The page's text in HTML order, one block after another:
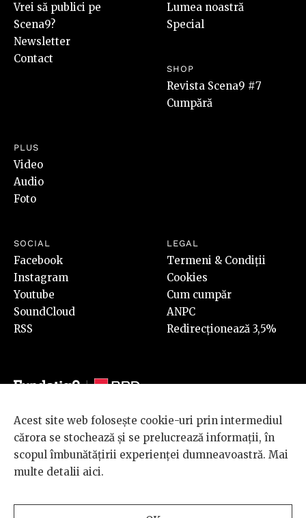
Vrei să publici pe
Scena9?
Newsletter
Contact
Lumea noastră
Special
SHOP
Revista Scena9 #7
Cumpără
PLUS
Video
Audio
Foto
SOCIAL
Facebook
Instagram
Youtube
SoundCloud
RSS
LEGAL
Termeni & Condiții
Cookies
Cum cumpăr
ANPC
Redirecționează 3,5%
© 2026 BRD Groupe Société Générale, toate drepturile rezervate.
Scena 9 este un proiect sustinut de
BRD GROUPE SOCIÉTÉ
GÉNÉRALE
Acest site web folosește cookie-uri prin intermediul
cărora se stochează și se prelucrează informații, în
scopul îmbunătățirii experienței dumneavoastră. Mai
multe detalii aici.